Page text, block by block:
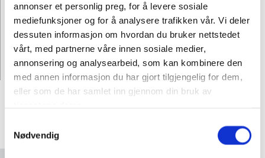
annonser et personlig preg, for å levere sosiale
mediefunksjoner og for å analysere trafikken vår. Vi deler
dessuten informasjon om hvordan du bruker nettstedet
vårt, med partnerne våre innen sosiale medier,
annonsering og analysearbeid, som kan kombinere den
med annen informasjon du har gjort tilgjengelig for dem,
eller som de har samlet inn gjennom din bruk av
Nødvendig
markedsføringsinformasjonskapsler for å se